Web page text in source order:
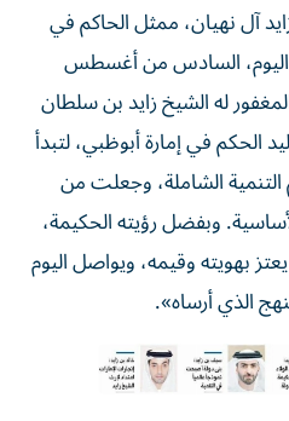
آل نهيان، ممثل الحاكم في
السادس من أغسطس
المغفور له الشيخ زايد بن سلطان
الحكم في إمارة أبوظبي، لتبدأ
الشاملة، وجعلت من
وبفضل رؤيته الحكيمة،
بهويته وقيمه، ويواصل اليوم
الذي أرساه».